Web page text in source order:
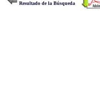
Resultado de la Búsqueda